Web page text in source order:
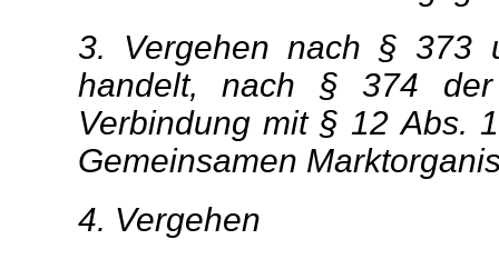
3. Vergehen nach § 373
handelt, nach § 374 der
Verbindung mit § 12 Abs.
Gemeinsamen
4. Vergehen